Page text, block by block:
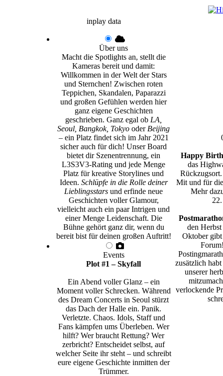
inplay data
Über uns
Macht die Spotlights an, stellt die
Kameras bereit und damit:
Willkommen in der Welt der Stars
und Sternchen! Zwischen roten
Teppichen, Skandalen, Paparazzi
und großen Gefühlen werden hier
ganz eigene Geschichten
geschrieben. Ganz egal ob LA,
Seoul, Bangkok, Tokyo oder Beijing
– ein Platz findet sich im Jahr 2021
sicher auch für dich! Unser Board
bietet dir Szenentrennung, ein
L3S3V3-Rating und jede Menge
Platz für kreative Storylines und
Ideen. Schlüpfe in die Rolle deiner
Lieblingsstars und erfinde neue
Geschichten voller Glamour,
vielleicht auch ein paar Intrigen und
einer Menge Leidenschaft. Die
Bühne gehört ganz dir, wenn du
bereit bist für deinen großen Auftritt!
Events
Plot #1 – Skyfall
Ein Abend voller Glanz – ein
Moment voller Schrecken. Während
des Dream Concerts in Seoul stürzt
das Dach der Halle ein. Panik.
Verletzte. Chaos. Idols, Staff und
Fans kämpfen ums Überleben. Wer
hilft? Wer braucht Rettung? Wer
zerbricht? Entscheidet selbst, auf
welcher Seite ihr steht – und schreibt
eure eigene Geschichte inmitten der
Trümmer.
Happy
das
Mit und für
Mehr
den
Oktober
zusätzlich
unserer
verlockende